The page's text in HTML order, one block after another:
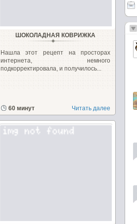
ШОКОЛАДНАЯ КОВРИЖКА
Нашла этот рецепт на просторах
интернета, немного
подкорректировала, и получилось...
60 минут Читать далее